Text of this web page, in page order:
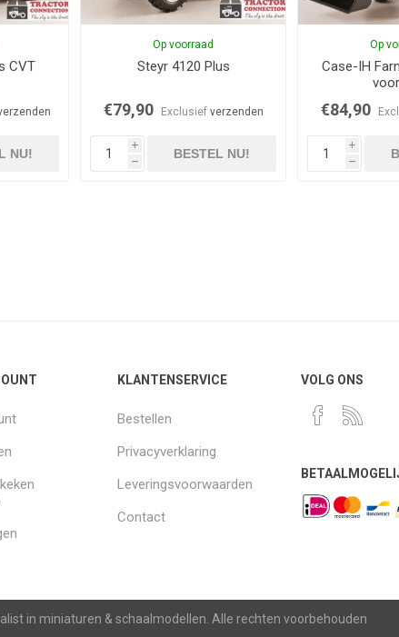
CVT
NU!
Op voorraad
Steyr 4120 Plus
€79,90 Exclusief verzenden
i
h
BESTEL NU!
Op
Case-IH
€84,90
i
h
KLANTENSERVICE
Bestellen
Privacyverklaring
Leveringsvoorwaarden
Contact
VOLG ONS
in miniaturen & schaalmodellen. Alle rechten voorbehouden